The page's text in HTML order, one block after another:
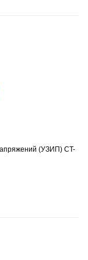
(УЗИП) CT-